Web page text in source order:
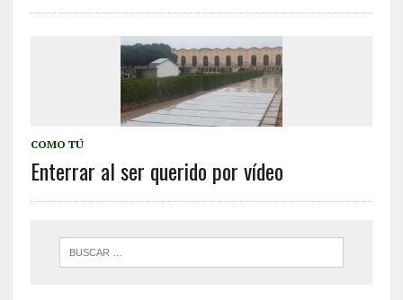
COMO TÚ
Enterrar al ser querido por vídeo